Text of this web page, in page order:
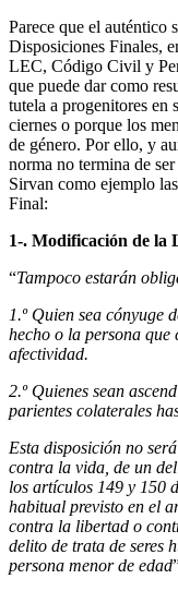
Parece que el auténtico
Disposiciones Finales,
LEC, Código Civil y
que puede dar como
tutela a progenitores en
ciernes o porque los
de género. Por ello, y
norma no termina de
Sirvan como ejemplo
Final:
1-. Modificación de
“Tampoco estarán
1.º Quien sea cónyuge
hecho o la persona
afectividad.
2.º Quienes sean
parientes colaterales
Esta disposición no
contra la vida, de un
los artículos 149 y 150
habitual previsto en el
contra la libertad o
delito de trata de seres
persona menor de edad